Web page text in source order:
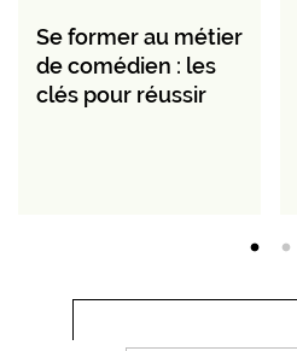
Se former au métier
de comédien : les
clés pour réussir